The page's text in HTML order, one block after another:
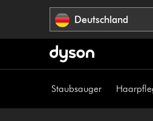
Deutschland
Staubsauger